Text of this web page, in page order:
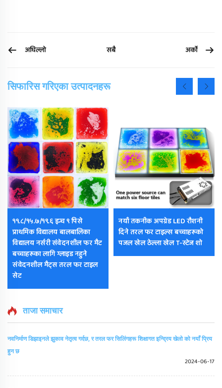
अघिल्लो सबै अर्को
सिफारिस गरिएका उत्पादनहरू
११.८/१५.७/१९.६ इन्च ९ पिसे
प्राथमिक विद्यालय बालबालिका
विद्यालय नर्सरी संवेदनशील फर मैट
बच्चाहरूका लागि ग्लाइड नहुने
संवेदनशील मैट्स तरल फर टाइल
सेट
नयाँ तकनीक अपग्रेड LED रौशनी
दिने तरल फर टाइल्स बच्चाहरूको
पजल खेल ठेल्ला खेल T-स्टेज शो
ताजा समाचार
नवनिर्माण डिझाइनले झुकाव नेतृत्व गर्दछ, र तरल फर सिलिंगहरू शिक्षागत इन्द्रिय खेलो को नयाँ प्रिय
हुन छ
2024-06-17